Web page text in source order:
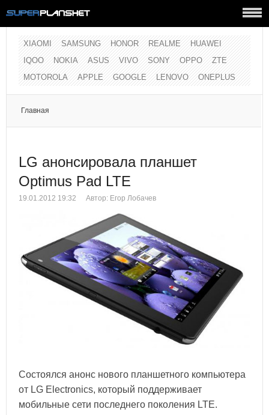
XIAOMI SAMSUNG HONOR REALME
HUAWEI
IQOO
NOKIA ASUS VIVO SONY OPPO
ZTE
MOTOROLA
APPLE GOOGLE LENOVO ONEPLUS
Главная
LG анонсировала планшет
Optimus Pad LTE
19.01.2012 19:32 Автор: Егор Лобачев
Состоялся анонс нового планшетного компьютера
от LG Electronics, который поддерживает
мобильные сети последнего поколения LTE.